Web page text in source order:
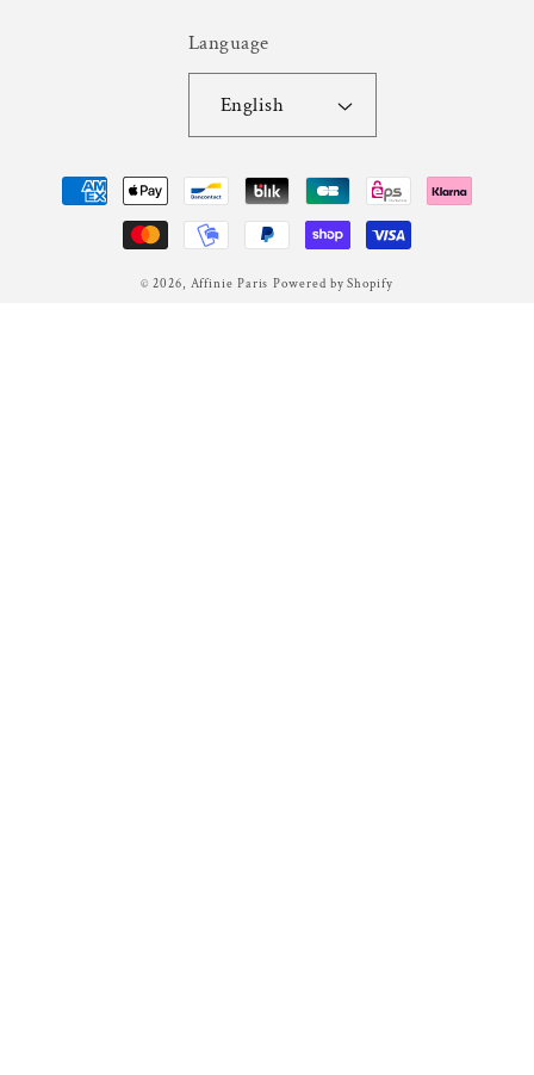
Language
English
Payment
methods
© 2026, Affinie Paris Powered by Shopify